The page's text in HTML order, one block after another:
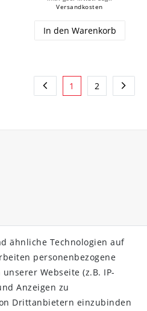
Versandkosten
In den Warenkorb
1 2
ähnliche Technologien auf
personenbezogene
Webseite (z.B. IP-
Anzeigen zu
Drittanbietern einzubinden